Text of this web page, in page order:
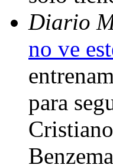
Diario
no ve
para